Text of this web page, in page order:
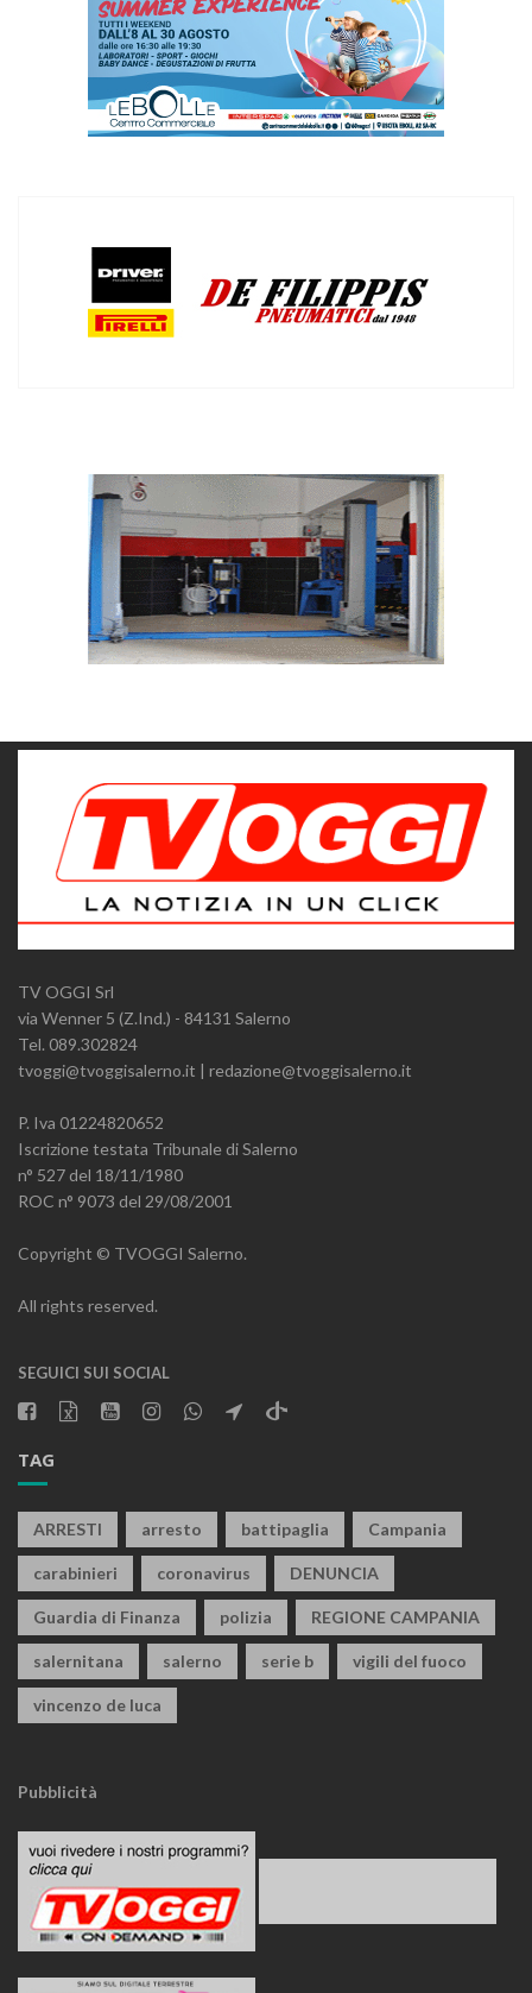
TV OGGI Srl
via Wenner 5 (Z.Ind.) - 84131 Salerno
Tel. 089.302824
tvoggi@tvoggisalerno.it | redazione@tvoggisalerno.it
P. Iva 01224820652
Iscrizione testata Tribunale di Salerno
n° 527 del 18/11/1980
ROC n° 9073 del 29/08/2001
Copyright © TVOGGI Salerno.
All rights reserved.
SEGUICI SUI SOCIAL
TAG
ARRESTI arresto battipaglia Campania
carabinieri coronavirus DENUNCIA
Guardia di Finanza polizia REGIONE CAMPANIA
salernitana salerno serie b vigili del fuoco
vincenzo de luca
Pubblicità